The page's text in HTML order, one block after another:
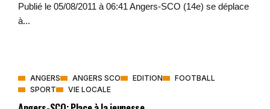
Publié le 05/08/2011 à 06:41 Angers-SCO (14e) se déplace
à...
ANGERS ANGERS SCO EDITION
FOOTBALL
SPORT
VIE LOCALE